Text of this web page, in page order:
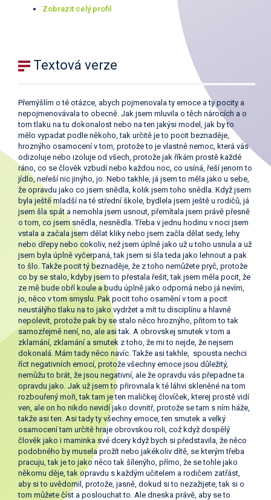
Zobrazit celý profil
Textová verze
Přemýšlím o té otázce, abych pojmenovala ty emoce a ty pocity a
nepojmenovávala to obecně. Jak jsem mluvila o těch nárocích a o
tom tlaku na tu dokonalost nebo na ten jakýsi model, jak by to
mělo vypadat podle někoho, tak určitě je to pocit beznaděje,
hroznýho osamocení v tom, protože to je vlastně nemoc, která vás
odizoluje nebo izoluje od všech, protože jak říkám prostě každé
ráno, co se člověk vzbudí nebo každou noc, co usíná, řeší jenom to
jídlo, neřeší nic jinýho, jo. Nebo takhle, já jsem to měla jako u sebe,
že opravdu jako co jsem snědla, kolik jsem toho snědla. Když jsem
byla ještě mladší na té střední škole, bydlela jsem ještě u rodičů, já
jsem šla spát a nemohla jsem usnout, přemítala jsem právě přesně
o tom, co jsem snědla, nesnědla. Třeba v jednu hodinu v noci jsem
vstala a začala jsem dělat kliky nebo jsem začla dělat sedy, lehy
nebo dřepy nebo cokoliv, než jsem úplně jako už u toho usnula a už
jsem byla úplně vyčerpaná, tak jsem si šla teda jako lehnout a pak
to šlo. Takže pocit tý beznaděje, že z toho nemůžete pryč, protože
co by se stalo, kdyby jsem to přestala řešit, tak jsem měla pocit, že
ze mě bude obří koule a budu úplně jako odporná nebo já nevím,
jo, něco v tom smyslu. Pak pocit toho osamění v tom a pocit
neustálýho tlaku na to jako vydržet a mít tu disciplínu a hlavně
nepolevit, protože pak by se stalo něco hroznýho, přitom to tak
samozřejmě není, no, ale asi tak. A obrovskej smutek v tom a
zklamání, zklamání a smutek z toho, že mi to nejde, že nejsem
dokonalá. Mám tady něco navíc. Takže asi takhle, spousta nechci
říct negativních emocí, protože všechny emoce jsou důležitý,
nemůžu to brát, že jsou negativní, ale že opravdu vás přepadne ta
opravdu jako. Jak už jsem to přirovnala k té láhvi skleněné na tom
rozbouřený moři, tak tam je ten maličkej človíček, kterej prostě vidí
ven, ale on ho nikdo nevidí jako dovnitř, protože se tam s ním háže,
takže asi ten. Asi tady ty všechny emoce, ten smutek a velký
osamocení tam určitě hraje obrovskou roli, což když dospělý
člověk jako i maminka své dcery když bych si představila, že něco
podobného by musela prožít nebo jakékoliv dítě, se kterým třeba
pracuju, tak je to jako něco tak šílenýho, přímo, že se tohle jako
někomu děje, tak opravdu s každým učitelem a rodičem zatřást,
aby si to uvědomil, protože, jasně, dokud si to nezažijete, tak si o
tom můžete číst a poslouchat to. Ale dneska právě, aby se to